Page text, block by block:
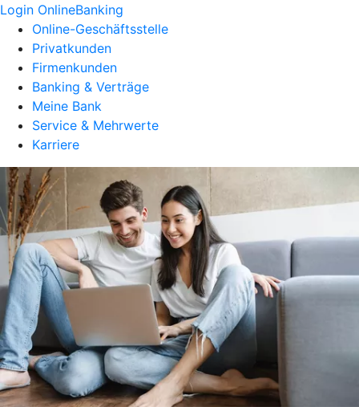
Login OnlineBanking
Online-Geschäftsstelle
Privatkunden
Firmenkunden
Banking & Verträge
Meine Bank
Service & Mehrwerte
Karriere